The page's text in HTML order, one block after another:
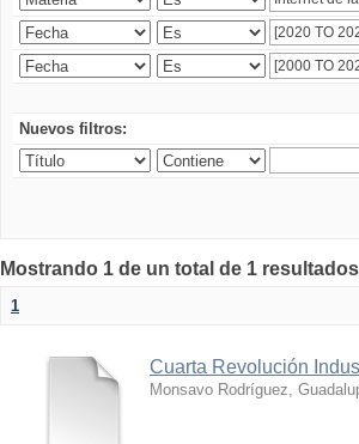
Nuevos filtros:
Mostrando 1 de un total de 1
1
Cuarta Revolución
Monsavo Rodríguez,